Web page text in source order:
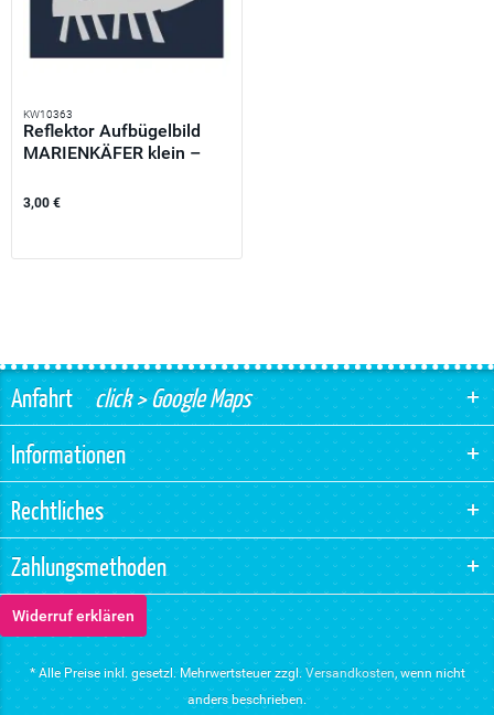
KW10363
Reflektor Aufbügelbild
MARIENKÄFER klein –
3,00 €
Anfahrtclick > Google Maps
Informationen
Rechtliches
Zahlungsmethoden
Widerruf erklären
* Alle Preise inkl. gesetzl. Mehrwertsteuer zzgl. Versandkosten, wenn nicht
anders beschrieben.